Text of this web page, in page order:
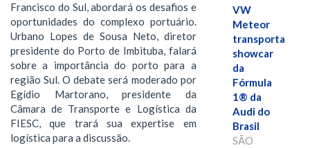
Francisco do Sul, abordará os desafios e
oportunidades do complexo portuário.
Urbano Lopes de Sousa Neto, diretor
presidente do Porto de Imbituba, falará
sobre a importância do porto para a
região Sul. O debate será moderado por
Egídio Martorano, presidente da
Câmara de Transporte e Logística da
FIESC, que trará sua expertise em
logística para a discussão.
VW
Meteor
transporta
showcar
da
Fórmula
1® da
Audi do
Brasil
SÃO